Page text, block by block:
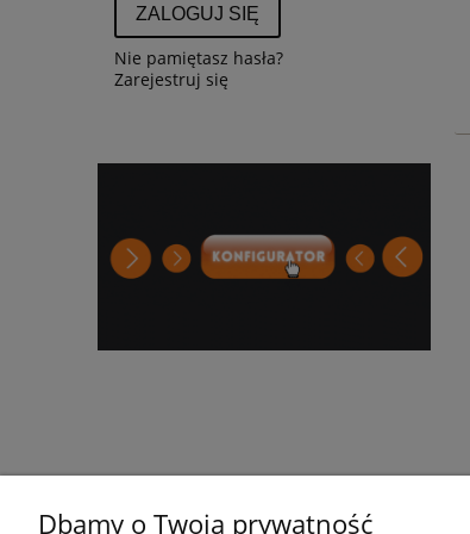
ZALOGUJ SIĘ
Nie pamiętasz hasła?
Zarejestruj się
Dbamy o Twoją prywatność